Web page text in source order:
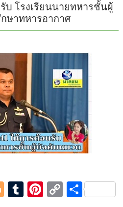
บ โรงเรียนนายทหารชั้นผู้
ษาทหารอากาศ
Bl T Pi C S